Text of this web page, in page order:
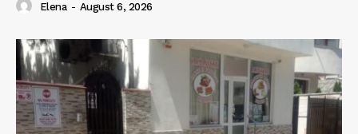
Elena - August 6, 2026